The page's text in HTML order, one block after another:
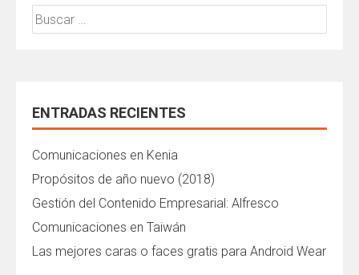
Buscar:
ENTRADAS RECIENTES
Comunicaciones en Kenia
Propósitos de año nuevo (2018)
Gestión del Contenido Empresarial: Alfresco
Comunicaciones en Taiwán
Las mejores caras o faces gratis para Android Wear